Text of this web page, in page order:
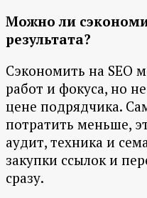
Можно ли
результата?
Сэкономить на SEO
работ и фокуса, но
цене подрядчика.
потратить меньше,
аудит, техника и
закупки ссылок и
сразу.